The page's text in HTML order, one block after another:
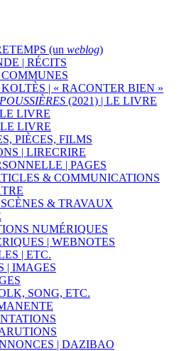
(un weblog)
| RÉCITS
| « RACONTER BIEN »
(2021) | LE LIVRE
LIVRE
LIVRE
PIÈCES, FILMS
| LIRECRIRE
| PAGES
& COMMUNICATIONS
& TRAVAUX
NUMÉRIQUES
| WEBNOTES
| ETC.
| IMAGES
SONG, ETC.
| DAZIBAO